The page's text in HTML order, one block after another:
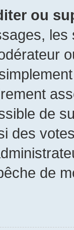
ou
de
des
de